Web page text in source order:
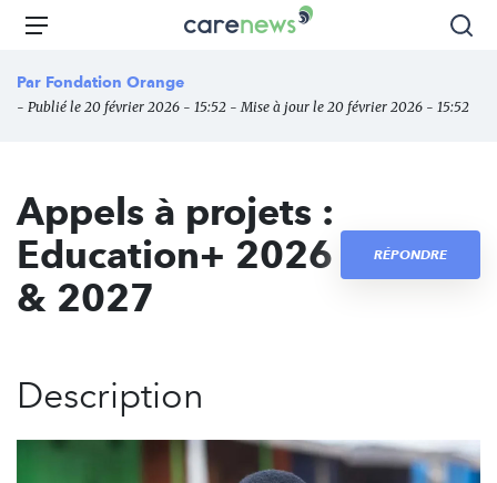
Aller
principal
Carenews,
des
Menu
Par Fondation Orange
- Publié le 20 février 2026 - 15:52 - Mise à jour le 20 février 2026 - 15:52
Appels à projets :
Education+ 2026
& 2027
RÉPONDRE
Description